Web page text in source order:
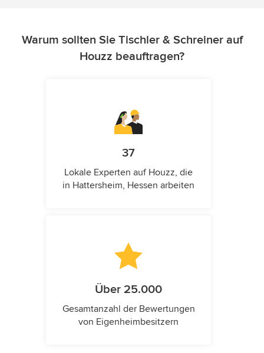
Warum sollten Sie Tischler & Schreiner auf
Houzz beauftragen?
37
Lokale Experten auf Houzz, die
in Hattersheim, Hessen arbeiten
Über 25.000
Gesamtanzahl der Bewertungen
von Eigenheimbesitzern